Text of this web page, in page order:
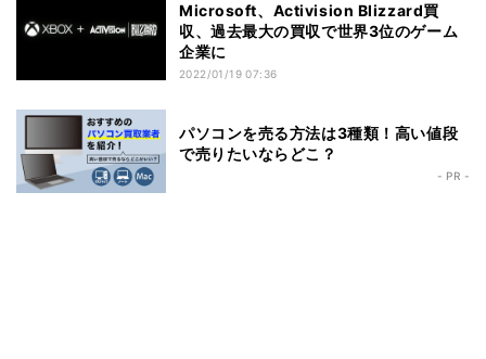
Microsoft、Activision Blizzard買
収、過去最大の買収で世界3位のゲーム
企業に
2022/01/19 07:36
パソコンを売る方法は3種類！高い値段
で売りたいならどこ？
- PR -